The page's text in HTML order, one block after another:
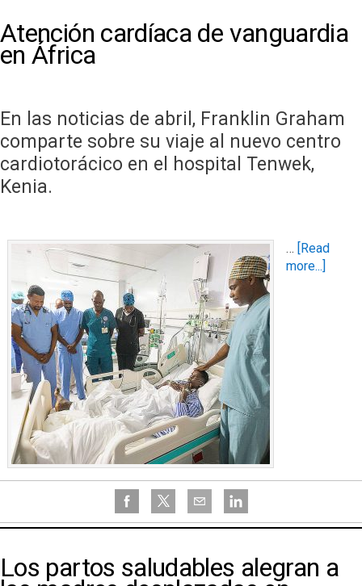
Atención cardíaca de vanguardia
en África
En las noticias de abril, Franklin Graham
comparte sobre su viaje al nuevo centro
cardiotorácico en el hospital Tenwek,
Kenia.
… [Read
more...]
Los partos saludables alegran a